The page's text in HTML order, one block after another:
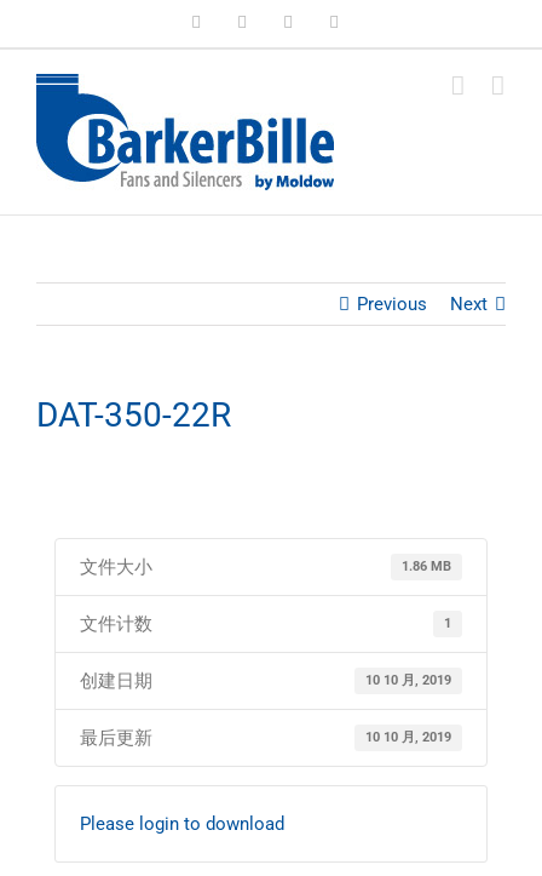
LinkedInFacebookInstagram
Previous Next
DAT-350-22R
文件大小 1.86 MB
文件计数 1
创建日期 10 10 月, 2019
最后更新 10 10 月, 2019
Please login to download